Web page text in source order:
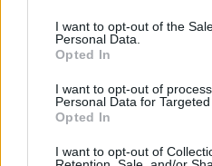
I want to opt-out of the
Personal Data.
Opted In
I want to opt-out of
Personal Data for Targeted
Opted In
I want to opt-out of
ΔΕΙΤΕ ΕΠΙΣΗΣ
ΣΤΗΝ ΙΔΙΑ